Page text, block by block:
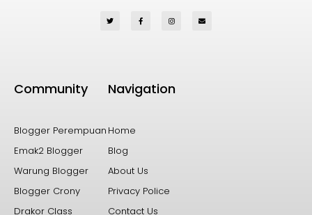
Community
Blogger Perempuan
Emak2 Blogger
Warung Blogger
Blogger Crony
Drakor Class
Navigation
Home
Blog
About Us
Privacy Police
Contact Us